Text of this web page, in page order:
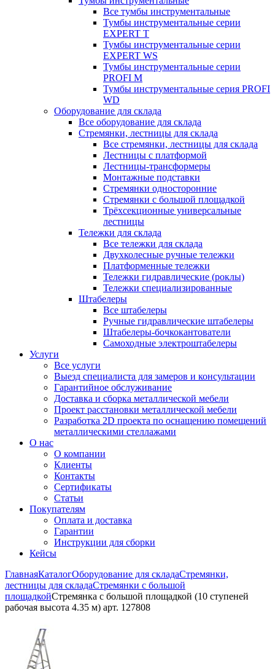
Все тумбы инструментальные
Тумбы инструментальные серии
EXPERT T
Тумбы инструментальные серии
EXPERT WS
Тумбы инструментальные серии
PROFI M
Тумбы инструментальные серия PROFI
WD
Оборудование для склада
Все оборудование для склада
Стремянки, лестницы для склада
Все стремянки, лестницы для склада
Лестницы с платформой
Лестницы-трансформеры
Монтажные подставки
Стремянки односторонние
Стремянки с большой площадкой
Трёхсекционные универсальные
лестницы
Тележки для склада
Все тележки для склада
Двухколесные ручные тележки
Платформенные тележки
Тележки гидравлические (роклы)
Тележки специализированные
Штабелеры
Все штабелеры
Ручные гидравлические штабелеры
Штабелеры-бочкокантователи
Самоходные электроштабелеры
Услуги
Все услуги
Выезд специалиста для замеров и консультации
Гарантийное обслуживание
Доставка и сборка металлической мебели
Проект расстановки металлической мебели
Разработка 2D проекта по оснащению помещений
металлическими стеллажами
О нас
О компании
Клиенты
Контакты
Сертификаты
Статьи
Покупателям
Оплата и доставка
Гарантии
Инструкции для сборки
Кейсы
ГлавнаяКаталогОборудование для складаСтремянки,
лестницы для складаСтремянки с большой
площадкойСтремянка с большой площадкой (10 ступеней
рабочая высота 4.35 м) арт. 127808